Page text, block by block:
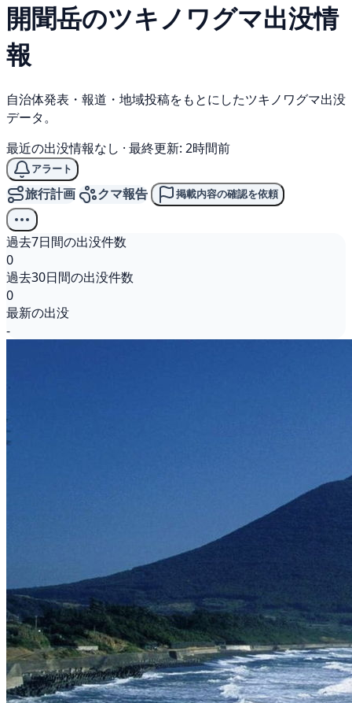
開聞岳のツキノワグマ出没情
報
自治体発表・報道・地域投稿をもとにしたツキノワグマ出没
データ。
最近の出没情報なし · 最終更新: 2時間前
アラート
旅行計画 クマ報告 掲載内容の確認を依頼
過去7日間の出没件数
0
過去30日間の出没件数
0
最新の出没
-